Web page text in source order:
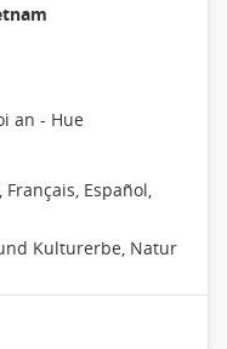
an - Hue
Français, Español,
Kulturerbe Natur